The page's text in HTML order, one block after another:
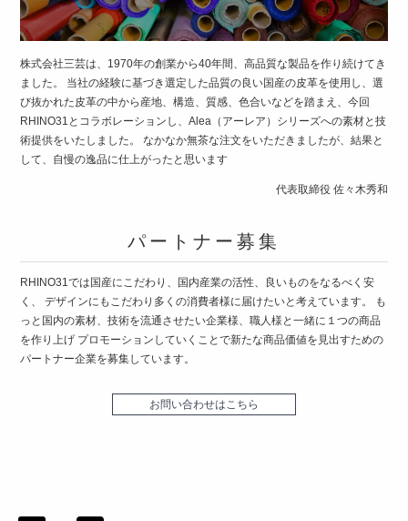
株式会社三芸は、1970年の創業から40年間、高品質な製品を作り続けてき
ました。 当社の経験に基づき選定した品質の良い国産の皮革を使用し、選
び抜かれた皮革の中から産地、構造、質感、色合いなどを踏まえ、今回
RHINO31とコラボレーションし、Alea（アーレア）シリーズへの素材と技
術提供をいたしました。 なかなか無茶な注文をいただきましたが、結果と
して、自慢の逸品に仕上がったと思います
代表取締役 佐々木秀和
パートナー募集
RHINO31では国産にこだわり、国内産業の活性、良いものをなるべく安
く、 デザインにもこだわり多くの消費者様に届けたいと考えています。 も
っと国内の素材、技術を流通させたい企業様、職人様と一緒に１つの商品
を作り上げ プロモーションしていくことで新たな商品価値を見出すための
パートナー企業を募集しています。
お問い合わせはこちら